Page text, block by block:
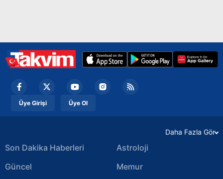
Üye Girişi Üye Ol
Daha Fazla Gör
Son Dakika Haberleri
Güncel
Astroloji
Memur